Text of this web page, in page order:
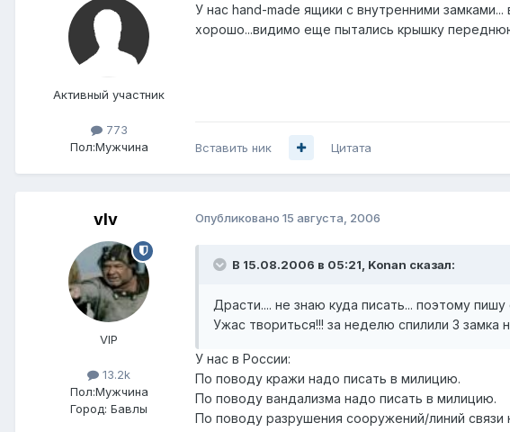
Активный участник
773
Пол:Мужчина
У нас hand-made ящики с внутренними
хорошо...видимо еще пытались крышку
Вставить ник Цитата
vIv
VIP
13.2k
Пол:Мужчина
Город: Бавлы
Опубликовано 15 августа, 2006
В 15.08.2006 в 05:21, Konan сказал:
Драсти.... не знаю куда писать... поэтому пишу
Ужас твориться!!! за неделю спилили 3 замка
У нас в России:
По поводу кражи надо писать в милицию.
По поводу вандализма надо писать в милицию.
По поводу разрушения сооружений/линий связи